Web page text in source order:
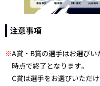
注意事項
※A賞・B賞の選手はお選び
時点で終了となります。
C賞は選手をお選びいただ